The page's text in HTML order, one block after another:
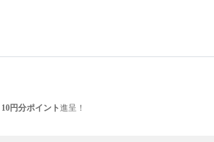
10円分ポイント進呈！